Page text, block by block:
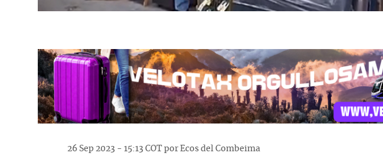
26 Sep 2023 - 15:13 COT por Ecos del Combeima